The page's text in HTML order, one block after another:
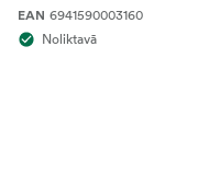
EAN 6941590003160
Noliktavā